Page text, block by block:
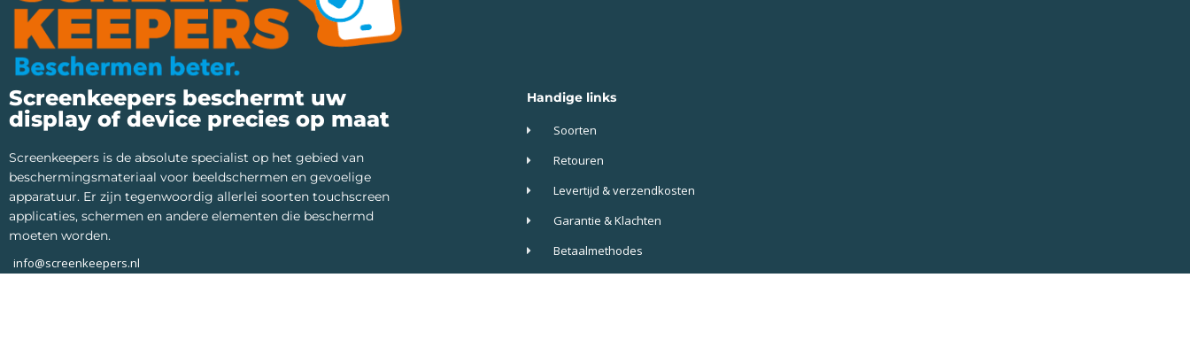
Screenkeepers beschermt uw
display of device precies op maat
Screenkeepers is de absolute specialist op het gebied van
beschermingsmateriaal voor beeldschermen en gevoelige
apparatuur. Er zijn tegenwoordig allerlei soorten touchscreen
applicaties, schermen en andere elementen die beschermd
moeten worden.
info@screenkeepers.nl
Handige links
Soorten
Retouren
Levertijd & verzendkosten
Garantie & Klachten
Betaalmethodes